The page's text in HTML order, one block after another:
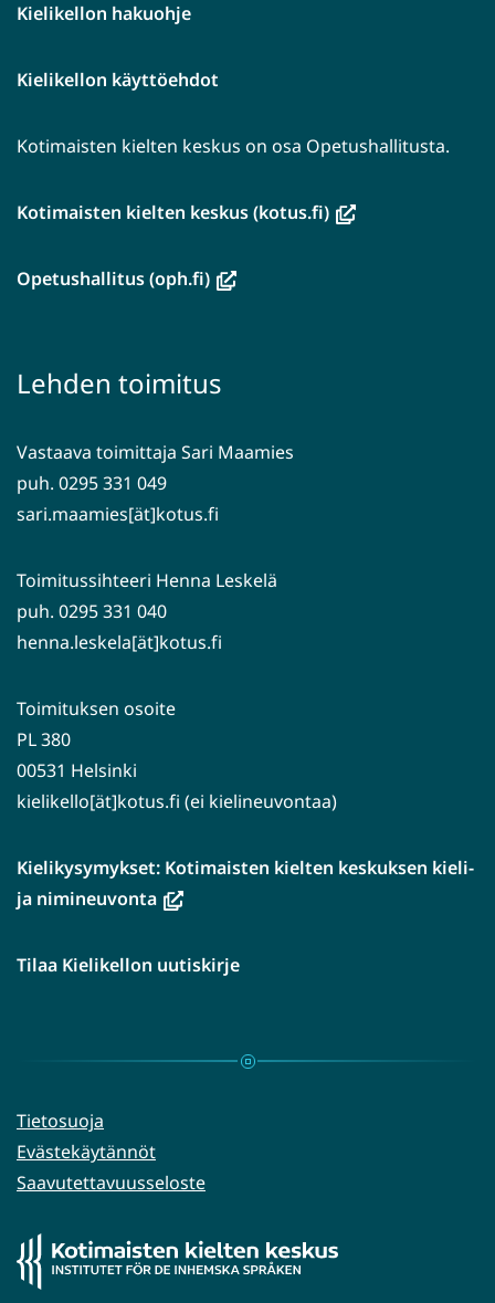
Kielikellon hakuohje
Kielikellon käyttöehdot
Kotimaisten kielten keskus on osa Opetushallitusta.
Kotimaisten kielten keskus (kotus.fi)(avautuu
Opetushallitus (oph.fi)(avautuu
toiseen
Lehden toimitus
Vastaava toimittaja Sari Maamies
puh. 0295 331 049
sari.maamies[ät]kotus.fi
Toimitussihteeri Henna Leskelä
puh. 0295 331 040
henna.leskela[ät]kotus.fi
Toimituksen osoite
PL 380
00531 Helsinki
kielikello[ät]kotus.fi (ei kielineuvontaa)
Kielikysymykset: Kotimaisten kielten keskuksen kieli-
ja nimineuvonta(avautuu
ikkunaan,
palveluun)
Tilaa Kielikellon uutiskirje
Tietosuoja
Evästekäytännöt
Saavutettavuusseloste